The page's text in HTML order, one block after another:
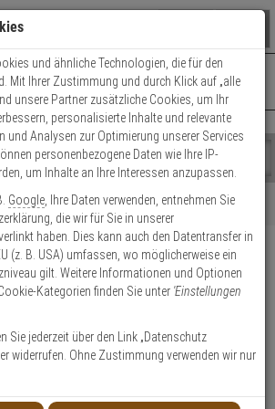
0 ARTIKEL IM WARENKORB
Ihr Warenkorb ist momentan leer.
Ergebnisse ()
Fertig
0Mo. - Do.: 8:00 - 16:30 | Fr.: 8:00 - 14:00 Uhr
Kontaktservice nutzen
Dual
und ähnliche Technologien, die für den
Mit Ihrer Zustimmung und durch Klick auf „alle
unsere Partner zusätzliche Cookies, um Ihr
personalisierte Inhalte und relevante
und Analysen zur Optimierung unserer Services
personenbezogene Daten wie Ihre IP-
um Inhalte an Ihre Interessen anzupassen.
Google , Ihre Daten verwenden, entnehmen Sie
die wir für Sie in unserer
haben. Dies kann auch den Datentransfer in
(z. B. USA) umfassen, wo möglicherweise ein
gilt. Weitere Informationen und Optionen
Kategorien finden Sie unter 'Einstellungen
Sie jederzeit über den Link „Datenschutz
widerrufen. Ohne Zustimmung verwenden wir nur